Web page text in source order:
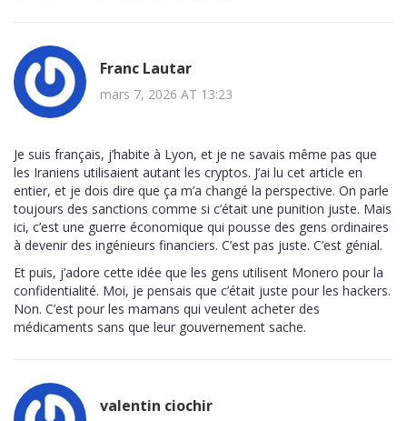
Franc Lautar
mars 7, 2026 AT 13:23
Je suis français, j’habite à Lyon, et je ne savais même pas que
les Iraniens utilisaient autant les cryptos. J’ai lu cet article en
entier, et je dois dire que ça m’a changé la perspective. On parle
toujours des sanctions comme si c’était une punition juste. Mais
ici, c’est une guerre économique qui pousse des gens ordinaires
à devenir des ingénieurs financiers. C’est pas juste. C’est génial.
Et puis, j’adore cette idée que les gens utilisent Monero pour la
confidentialité. Moi, je pensais que c’était juste pour les hackers.
Non. C’est pour les mamans qui veulent acheter des
médicaments sans que leur gouvernement sache.
valentin ciochir